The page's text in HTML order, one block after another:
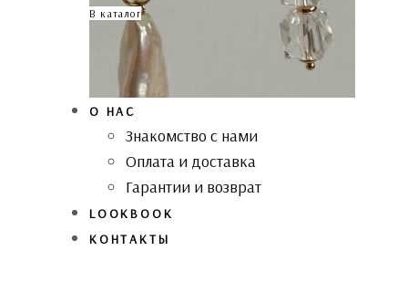
В каталог
О НАС
Знакомство с нами
Оплата и доставка
Гарантии и возврат
LOOKBOOK
КОНТАКТЫ